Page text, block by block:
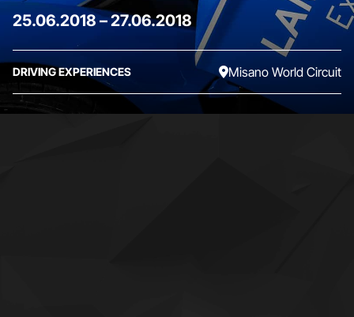
25.06.2018 –27.06.2018
DRIVING EXPERIENCES Misano World Circuit